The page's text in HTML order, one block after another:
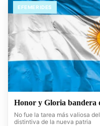
EFEMERIDES
Honor y Gloria bandera
No fue la tarea más valiosa
distintiva de la nueva patria